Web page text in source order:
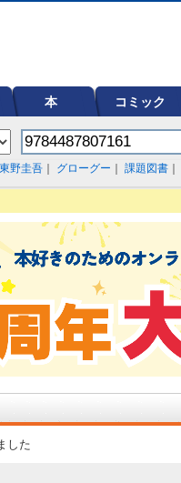
本 コミック
東野圭吾 グローグー 課題図書
した